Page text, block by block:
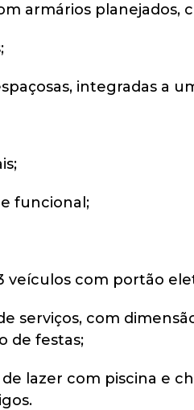
armários planejados,
integradas a
funcional;
veículos com portão
serviços, com
de festas;
lazer com piscina e